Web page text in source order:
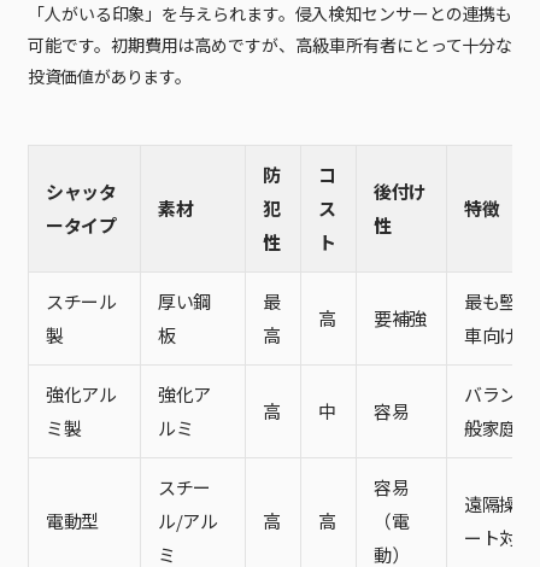
「人がいる印象」を与えられます。侵入検知センサーとの連携も
可能です。初期費用は高めですが、高級車所有者にとって十分な
投資価値があります。
シャッタ
ータイプ
素材
防
犯
性
コ
ス
ト
後付け
性
特徴
スチール
製
厚い鋼
板
最
高
高 要補強
最も堅
車向け
強化アル
ミ製
強化ア
ルミ
高 中 容易
バラン
般家庭向
電動型
スチー
ル/アル
ミ
高 高
容易
（電
動）
遠隔操
ート対応